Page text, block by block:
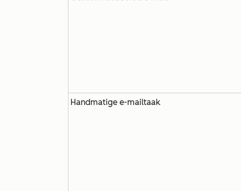
Handmatige e-mailtaak